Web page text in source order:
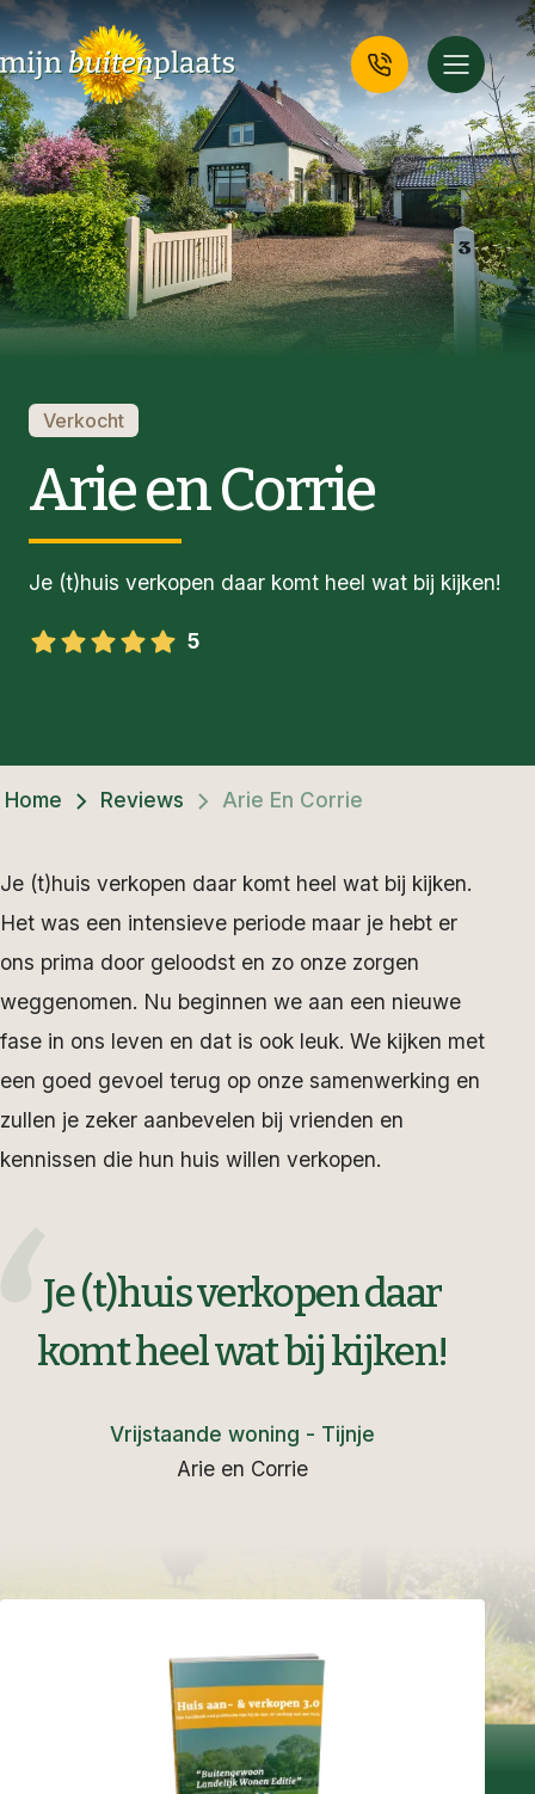
Verkocht
Arie en Corrie
Je (t)huis verkopen daar komt heel wat bij kijken!
5
Home Reviews Arie En Corrie
Je (t)huis verkopen daar komt heel wat bij kijken.
Het was een intensieve periode maar je hebt er
ons prima door geloodst en zo onze zorgen
weggenomen. Nu beginnen we aan een nieuwe
fase in ons leven en dat is ook leuk. We kijken met
een goed gevoel terug op onze samenwerking en
zullen je zeker aanbevelen bij vrienden en
kennissen die hun huis willen verkopen.
Je (t)huis verkopen daar
komt heel wat bij kijken!
Vrijstaande woning - Tijnje
Arie en Corrie